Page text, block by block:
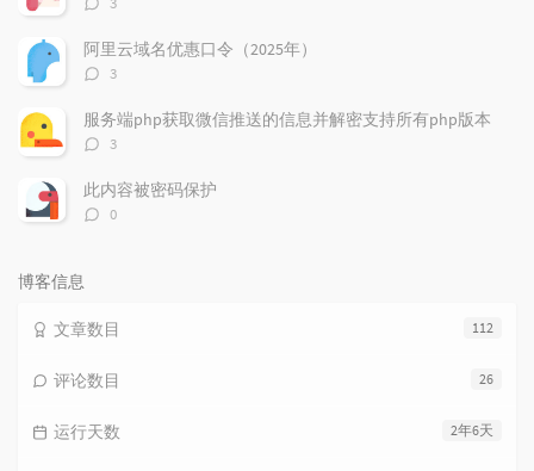
数：
阿里云域名优惠口令（2025年）
评
数：
3
服务端php获取微信推送的信息并解密支持所有php版本
评
数：
3
此内容被密码保护
评
0
博客信息
112
文章数目
26
评论数目
2年6天
运行天数